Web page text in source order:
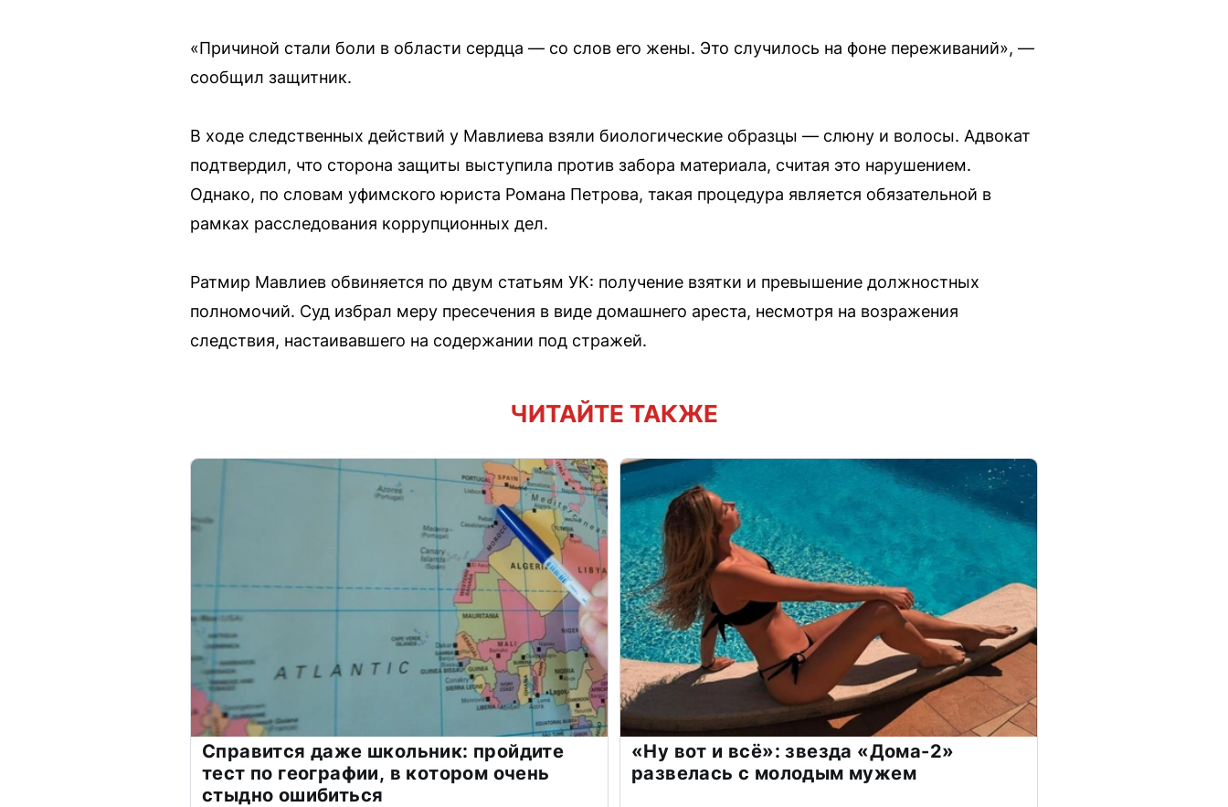
«Причиной стали боли в области сердца — со слов его жены. Это случилось на фоне переживаний», —
сообщил защитник.
В ходе следственных действий у Мавлиева взяли биологические образцы — слюну и волосы. Адвокат
подтвердил, что сторона защиты выступила против забора материала, считая это нарушением.
Однако, по словам уфимского юриста Романа Петрова, такая процедура является обязательной в
рамках расследования коррупционных дел.
Ратмир Мавлиев обвиняется по двум статьям УК: получение взятки и превышение должностных
полномочий. Суд избрал меру пресечения в виде домашнего ареста, несмотря на возражения
следствия, настаивавшего на содержании под стражей.
ЧИТАЙТЕ ТАКЖЕ
Справится даже школьник: пройдите
тест по географии, в котором очень
стыдно ошибиться
«Ну вот и всё»: звезда «Дома-2»
развелась с молодым мужем